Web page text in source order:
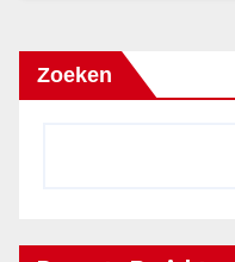
Zoeken